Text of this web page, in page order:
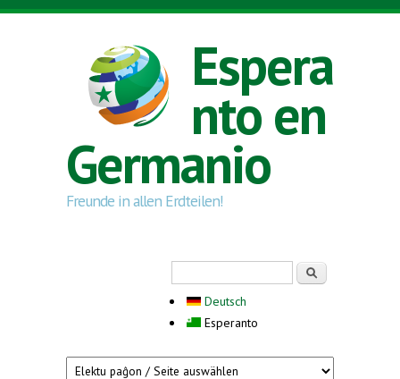
Skip to main content
Espera
nto en
Germanio
Freunde in allen Erdteilen!
Deutsch
Esperanto